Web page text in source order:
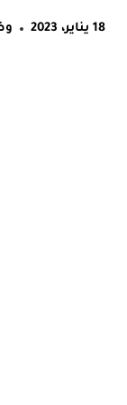
18 يناير، 2023